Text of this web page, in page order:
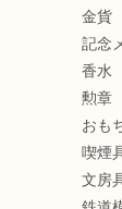
金貨
記念
香水
勲章
おも
喫煙
文房